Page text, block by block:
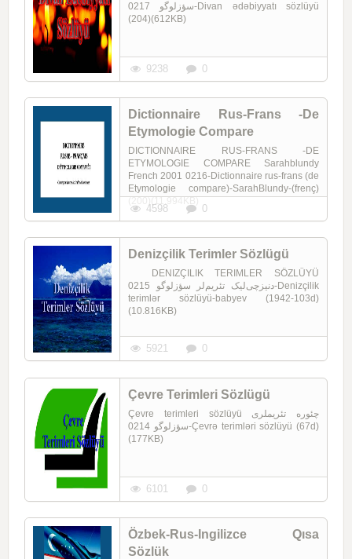
سؤزلوگو 0217-Divan ədəbiyyatı sözlüyü
(204)(612KB)
9238 0
Dictionnaire Rus-Frans -De
Etymologie Compare
DICTIONNAIRE RUS-FRANS -DE
ETYMOLOGIE COMPARE Sarahblundy
French 2001 0216-Dictionnaire rus-frans (de
Etymologie compare)-SarahBlundy-(frenç)
4598 0
Denizçilik Terimler Sözlügü
DENIZÇILIK TERIMLER SÖZLÜYÜ
دنیزچی‌لیک تئریم‌لر سؤزلوگو 0215-Denizçilik
terimlər sözlüyü-babyev (1942-103d)
(10.816KB)
5921 0
Çevre Terimleri Sözlügü
Çevre terimleri sözlüyü چئوره تئریملری
سؤزلوگو 0214-Çevrə terimləri sözlüyü (67d)
(177KB)
6101 0
Özbek-Rus-Ingilizce Qısa
Sözlük